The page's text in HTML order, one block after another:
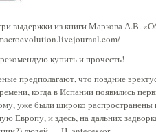
выдержки из книги Маркова А.В.
купить и прочесть!
предполагают, что поздние
когда в Испании появились
уже были широко
Европу, и здесь, на дальних